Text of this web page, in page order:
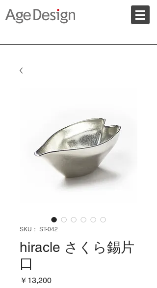
SKU： ST-042
hiracle さくら錫片
口
￥13,200価